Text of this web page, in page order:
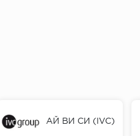
АЙ ВИ СИ (IVC)